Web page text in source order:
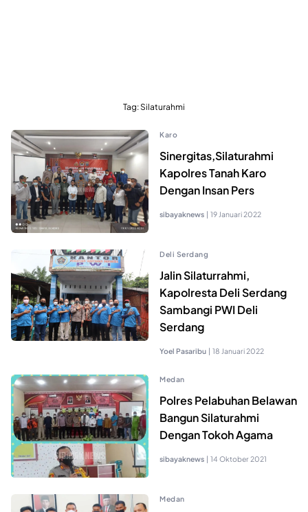
Tag:Silaturahmi
Karo
Sinergitas,Silaturahmi
Kapolres Tanah Karo
Dengan Insan Pers
sibayaknews | 19 Januari 2022
Deli Serdang
Jalin Silaturrahmi,
Kapolresta Deli Serdang
Sambangi PWI Deli
Serdang
Yoel Pasaribu | 18 Januari 2022
Medan
Polres Pelabuhan Belawan
Bangun Silaturahmi
Dengan Tokoh Agama
sibayaknews | 14 Oktober 2021
Medan